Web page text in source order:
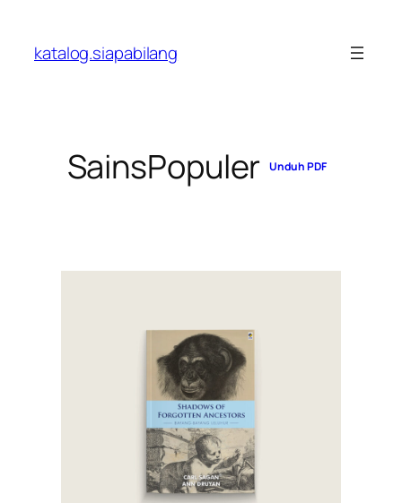
content
katalog.siapabilang
SainsPopuler Unduh PDF